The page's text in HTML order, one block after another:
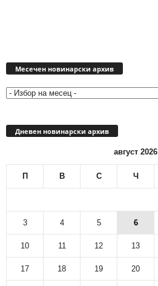
Месечен новинарски архив
Дневен новинарски архив
август 2026
П В С Ч
3 4 5 6
10 11 12 13
17 18 19 20